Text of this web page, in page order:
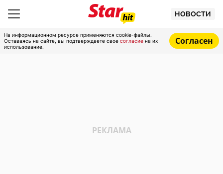
НОВОСТИ
На информационном ресурсе применяются cookie-файлы.
Оставаясь на сайте, вы подтверждаете свое согласие на их
использование.
Согласен